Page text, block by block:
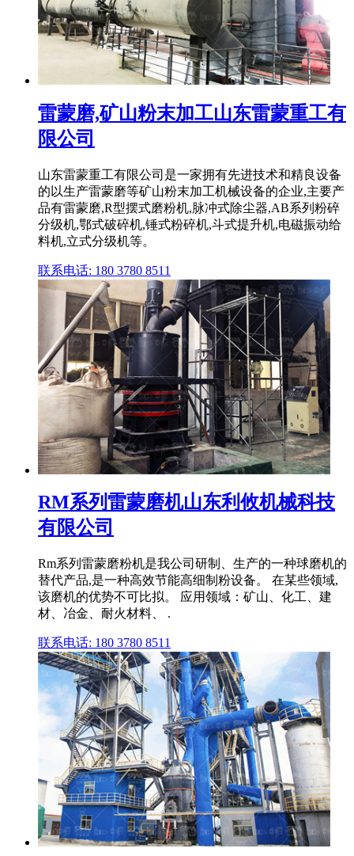
雷蒙磨,矿山粉末加工山东雷蒙重工有
限公司
山东雷蒙重工有限公司是一家拥有先进技术和精良设备
的以生产雷蒙磨等矿山粉末加工机械设备的企业,主要产
品有雷蒙磨,R型摆式磨粉机,脉冲式除尘器,AB系列粉碎
分级机,鄂式破碎机,锤式粉碎机,斗式提升机,电磁振动给
料机,立式分级机等。
联系电话: 180 3780 8511
RM系列雷蒙磨机山东利攸机械科技
有限公司
Rm系列雷蒙磨粉机是我公司研制、生产的一种球磨机的
替代产品,是一种高效节能高细制粉设备。 在某些领域,
该磨机的优势不可比拟。 应用领域：矿山、化工、建
材、冶金、耐火材料、 .
联系电话: 180 3780 8511